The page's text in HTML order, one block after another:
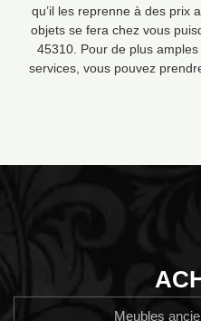
qu’il les reprenne à des prix
objets se fera chez vous
45310. Pour de plus
services, vous pouvez
Meubles